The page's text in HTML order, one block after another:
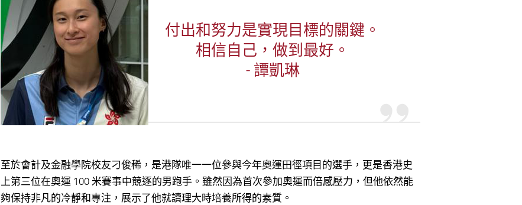
付出和努力是實現目標的關鍵。
相信自己，做到最好。
- 譚凱琳
至於會計及金融學院校友刁俊稀，是港隊唯一一位參與今年奧運田徑項目的選手，更是香港史
上第三位在奧運 100 米賽事中競逐的男跑手。雖然因為首次參加奧運而倍感壓力，但他依然能
夠保持非凡的冷靜和專注，展示了他就讀理大時培養所得的素質。